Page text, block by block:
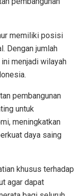
memiliki posisi
Dengan jumlah
menjadi wilayah
pembangunan
untuk
meningkatkan
daya saing
khusus terhadap
agar dapat